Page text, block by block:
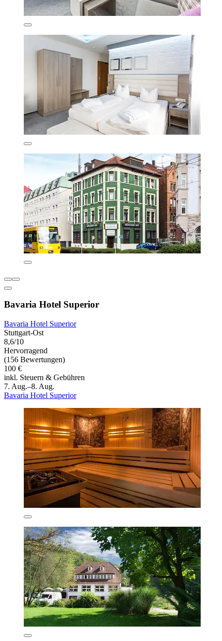
Bavaria Hotel Superior
Bavaria Hotel Superior
Stuttgart-Ost
8,6/10
Hervorragend
(156 Bewertungen)
100 €
inkl. Steuern & Gebühren
7. Aug.–8. Aug.
Bavaria Hotel Superior